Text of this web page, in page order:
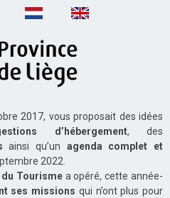
2017, vous proposait des idées
d’hébergement, des
ainsi qu’un agenda complet et
2022.
Tourismea opéré, cette année-
ses missions qui n’ont plus pour